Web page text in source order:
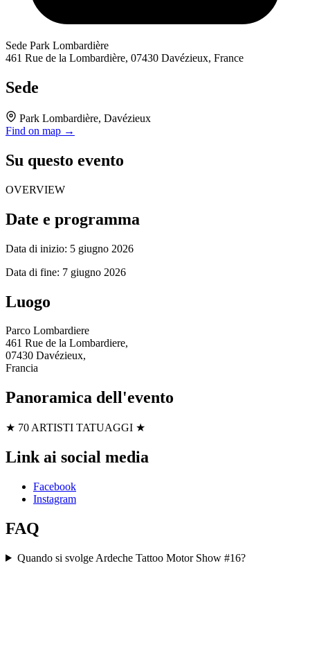
Sede Park Lombardière
461 Rue de la Lombardière, 07430 Davézieux, France
Sede
Park Lombardière, Davézieux
Find on map →
Su questo evento
OVERVIEW
Date e programma
Data di inizio: 5 giugno 2026
Data di fine: 7 giugno 2026
Luogo
Parco Lombardiere
461 Rue de la Lombardiere,
07430 Davézieux,
Francia
Panoramica dell'evento
★ 70 ARTISTI TATUAGGI ★
Link ai social media
Facebook
Instagram
FAQ
Quando si svolge Ardeche Tattoo Motor Show #16?